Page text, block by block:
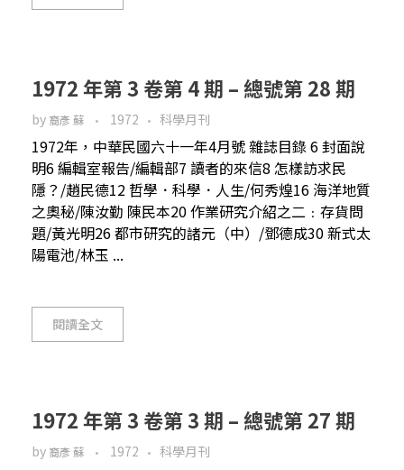
1972 年第 3 卷第 4 期 – 總號第 28 期
by 裔彥 蘇 1972 科學月刊
1972年，中華民國六十一年4月號 雜誌目錄 6 封面說
明6 編輯室報告/編輯部7 讀者的來信8 怎樣訪求民
隱？/趙民德12 哲學．科學．人生/何秀煌16 海洋地質
之奧秘/陳汝勤 陳民本20 作業研究介紹之二﹕存貨問
題/黃光明26 都市研究的諸元（中）/鄧德成30 新式太
陽電池/林玉 ...
閱讀全文
1972 年第 3 卷第 3 期 – 總號第 27 期
by 裔彥 蘇 1972 科學月刊